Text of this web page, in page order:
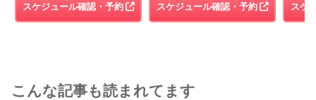
スケジュール確認・予約
スケジュール確認・予約
スケ
こんな記事も読まれてます